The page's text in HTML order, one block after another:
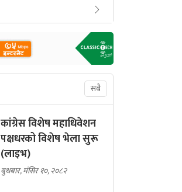
सबै
कांग्रेस विशेष महाधिवेशन
पक्षधरको विशेष भेला सुरू
(लाइभ)
बुधबार, मंसिर १०, २०८२